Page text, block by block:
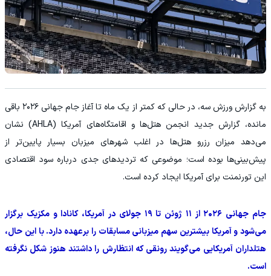
به گزارش ورزش سه، در حالی که کمتر از یک ماه تا آغاز جام جهانی ۲۰۲۶ باقی
مانده، گزارش جدید انجمن هتل‌ها و اقامتگاه‌های آمریکا (AHLA) نشان
می‌دهد میزان رزرو هتل‌ها در اغلب شهرهای میزبان بسیار پایین‌تر از
پیش‌بینی‌ها بوده است؛ موضوعی که تردیدهای جدی درباره سود اقتصادی
این تورنمنت برای آمریکا ایجاد کرده است.
جام جهانی ۲۰۲۶ از ۱۱ ژوئن تا ۱۹ جولای در آمریکا، کانادا و مکزیک برگزار
می‌شود و آمریکا بیشترین سهم میزبانی مسابقات را برعهده دارد. با این حال،
هتلداران آمریکایی می‌گویند رونقی که انتظارش را داشتند هنوز شکل نگرفته
است.